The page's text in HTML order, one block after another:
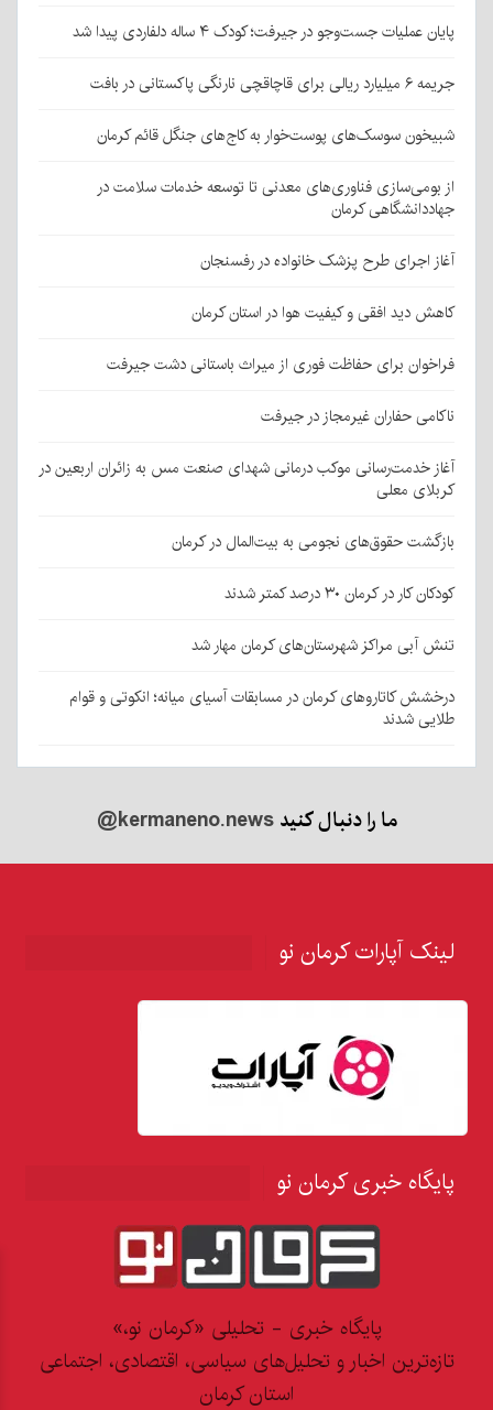
پایان عملیات جست‌وجو در جیرفت؛ کودک ۴ ساله دلفاردی پیدا شد
جریمه ۶ میلیارد ریالی برای قاچاقچی نارنگی پاکستانی در بافت
شبیخون سوسک‌های پوست‌خوار به کاج‌های جنگل قائم کرمان
از بومی‌سازی فناوری‌های معدنی تا توسعه خدمات سلامت در
جهاددانشگاهی کرمان
آغاز اجرای طرح پزشک خانواده در رفسنجان
کاهش دید افقی و کیفیت هوا در استان کرمان
فراخوان برای حفاظت فوری از میراث باستانی دشت جیرفت
ناکامی حفاران غیرمجاز در جیرفت
آغاز خدمت‌رسانی موکب درمانی شهدای صنعت مس به زائران اربعین در
کربلای معلی
بازگشت حقوق‌های نجومی به بیت‌المال در کرمان
کودکان کار در کرمان ۳۰ درصد کمتر شدند
تنش آبی مراکز شهرستان‌های کرمان مهار شد
درخشش کاتاروهای کرمان در مسابقات آسیای میانه؛ انکوتی و قوام
طلایی شدند
ما را دنبال کنید@kermaneno.news
لینک آپارات کرمان نو
پایگاه خبری کرمان نو
پایگاه خبری - تحلیلی «کرمان نو،»
تازه‌ترین اخبار و تحلیل‌های سیاسی، اقتصادی، اجتماعی
استان کرمان